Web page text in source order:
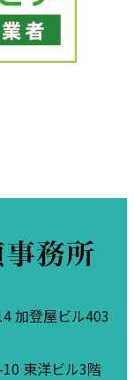
加登屋ビル403
東洋ビル3階